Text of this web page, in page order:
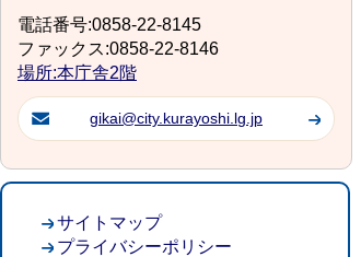
電話番号:0858-22-8145
ファックス:0858-22-8146
場所:本庁舎2階
gikai@city.kurayoshi.lg.jp
サイトマップ
プライバシーポリシー